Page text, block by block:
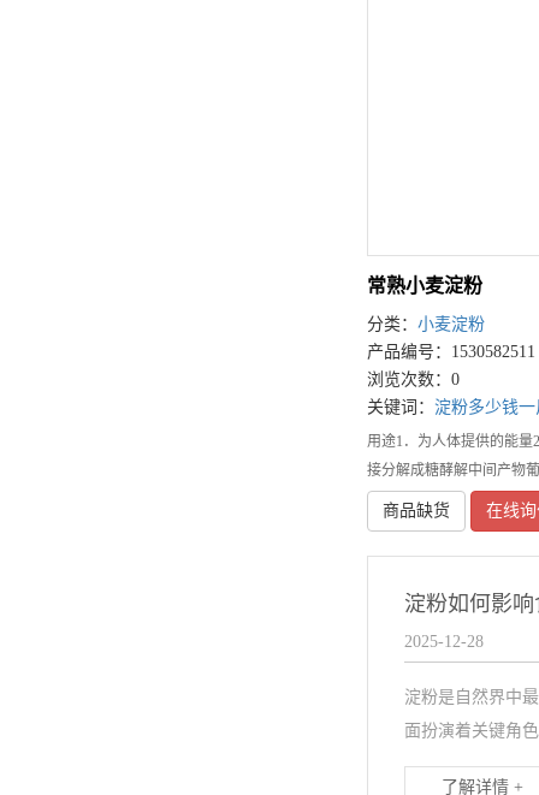
常熟小麦淀粉
分类： 小麦淀粉
产品编号：1530582511
浏览次数：0
关键词： 淀粉多少钱一
用途1．为人体提供的能
接分解成糖酵解中间产物
商品缺货 在线
淀粉如何影
2025-12-28
淀粉是自然界中
面扮演着关键角
了解详情 +